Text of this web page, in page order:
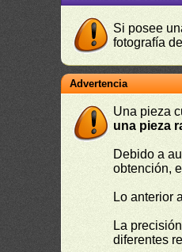
Si posee
fotografía
Advertencia
Una pieza
una pieza
Debido a
obtención,
Lo anterior
La
diferentes